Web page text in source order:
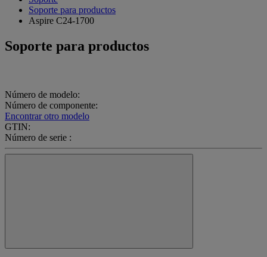
Soporte para productos
Aspire C24-1700
Soporte para productos
Número de modelo:
Número de componente:
Encontrar otro modelo
GTIN:
Número de serie :